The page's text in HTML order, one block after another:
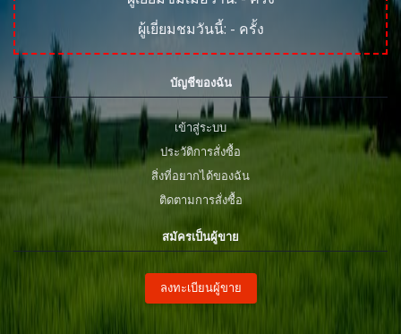
ผู้เยี่ยมชมวันนี้: - ครั้ง
บัญชีของฉัน
เข้าสู่ระบบ
ประวัติการสั่งซื้อ
สิ่งที่อยากได้ของฉัน
ติดตามการสั่งซื้อ
สมัครเป็นผู้ขาย
ลงทะเบียนผู้ขาย